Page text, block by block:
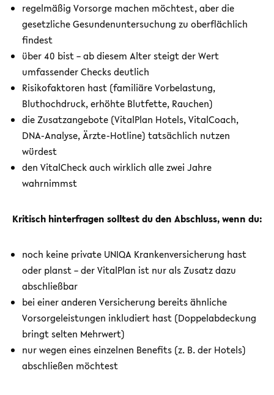
regelmäßig Vorsorge machen möchtest, aber die
gesetzliche Gesundenuntersuchung zu oberflächlich
findest
über 40 bist – ab diesem Alter steigt der Wert
umfassender Checks deutlich
Risikofaktoren hast (familiäre Vorbelastung,
Bluthochdruck, erhöhte Blutfette, Rauchen)
die Zusatzangebote (VitalPlan Hotels, VitalCoach,
DNA-Analyse, Ärzte-Hotline) tatsächlich nutzen
würdest
den VitalCheck auch wirklich alle zwei Jahre
wahrnimmst
Kritisch hinterfragen solltest du den Abschluss, wenn du:
noch keine private UNIQA Krankenversicherung hast
oder planst – der VitalPlan ist nur als Zusatz dazu
abschließbar
bei einer anderen Versicherung bereits ähnliche
Vorsorgeleistungen inkludiert hast (Doppelabdeckung
bringt selten Mehrwert)
nur wegen eines einzelnen Benefits (z. B. der Hotels)
abschließen möchtest